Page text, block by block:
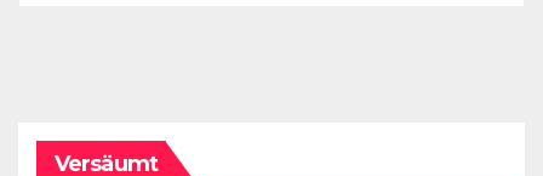
Versäumt